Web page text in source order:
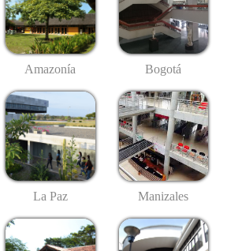
Amazonía Bogotá
La Paz Manizales